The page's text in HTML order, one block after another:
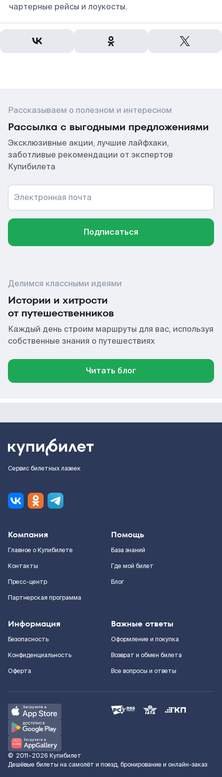
чартерные рейсы и лоукосты.
Рассказываем о полезном и интересном
Рассылка с выгодными предложениями
Эксклюзивные акции, лучшие лайфхаки,
заботливые рекомендации от экспертов
Купибилета
Электронная почта
Подписаться
Делимся классными идеями
Истории и хитрости
от путешественников
Каждый день строим маршруты для вас, используя
собственные знания о путешествиях
Читать блог
Сервис билетных лазеек
Компания
Главное о Купибилете
Контакты
Пресс-центр
Партнерская программа
Помощь
База знаний
Где мой билет
Блог
Информация
Безопасность
Конфиденциальность
Оферта
Важные ответы
Оформление и покупка
Возврат и обмен билета
Все вопросы и ответы
© 2011–2026 Купибилет
Дешёвые билеты на самолёт и поезд, бронирование и онлайн-заказ